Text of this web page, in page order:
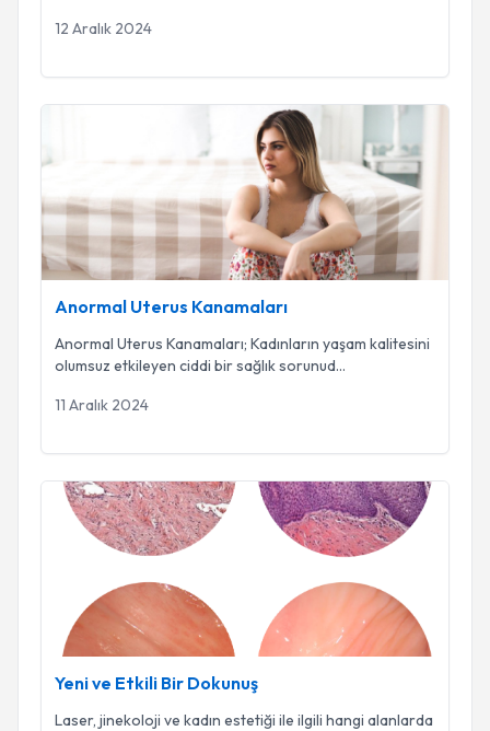
12 Aralık 2024
Anormal Uterus Kanamaları
Anormal Uterus Kanamaları; Kadınların yaşam kalitesini
olumsuz etkileyen ciddi bir sağlık sorunud...
11 Aralık 2024
Yeni ve Etkili Bir Dokunuş
Yeni ve Etkili Bir Dokunuş
Laser, jinekoloji ve kadın estetiği ile ilgili hangi alanlarda